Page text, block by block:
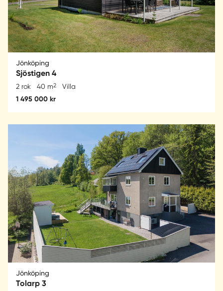
Jönköping
Sjöstigen 4
2 rok 40 m2 Villa
1 495 000 kr
Jönköping
Tolarp 3